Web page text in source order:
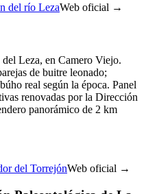
del río LezaWeb oficial →
Leza, en Camero Viejo.
de buitre leonado;
real según la época. Panel
renovadas por la Dirección
panorámico de 2 km
del TorrejónWeb oficial →